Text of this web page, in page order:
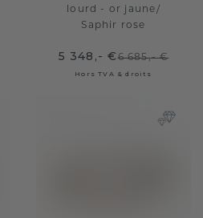
lourd - or jaune/
Saphir rose
5 348,- €6 685,- €
Hors TVA & droits